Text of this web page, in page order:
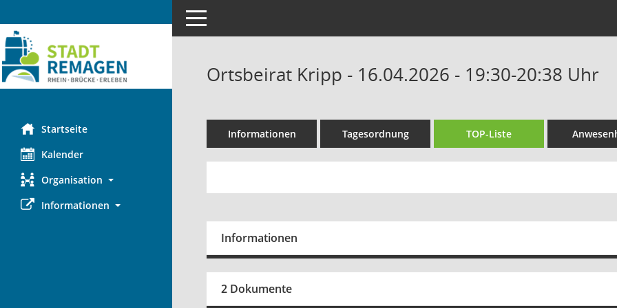
Startseite
Kalender
Organisation
Informationen
Toggle navigation
Ortsbeirat Kripp - 16.04.2026 - 19:30-20:38 Uhr
Informationen Tagesordnung TOP-Liste
Informationen
2 Dokumente